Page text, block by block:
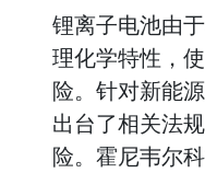
锂离子电池由
理化学特性，
险。针对新能
出台了相关法
险。霍尼韦尔